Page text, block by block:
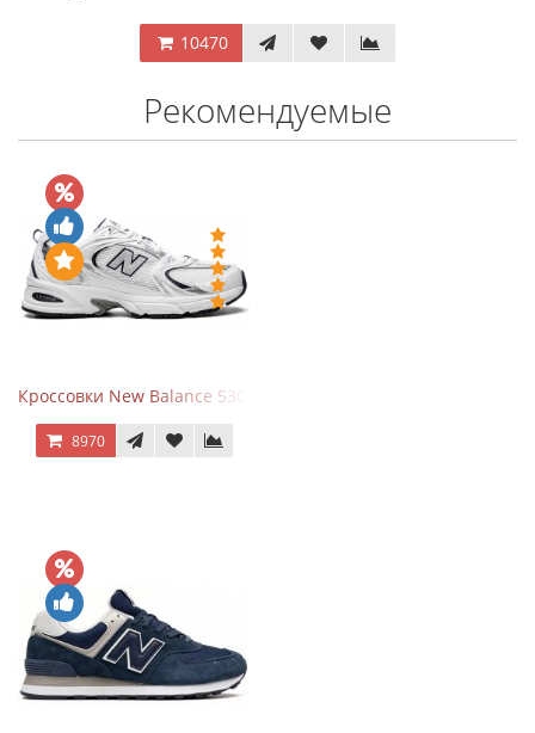
10470
Рекомендуемые
Кроссовки New Balance 530 White Silver Navy
8970